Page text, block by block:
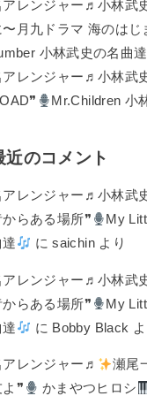
アレンジャー♬ 小林武
〜月九ドラマ 海のは
小林武史の名曲達
アレンジャー♬ 小林武
Mr.Children 小
近のコメント
アレンジャー♬ 小林武
からある場所❞
My
にsaichinより
アレンジャー♬ 小林武
からある場所❞
My
に Bobby Black
アレンジャー♬ 瀬尾
よ❞
かまやつヒロシ